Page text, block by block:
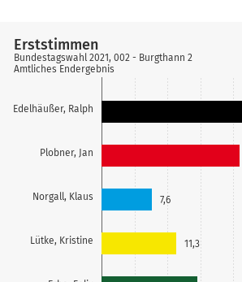
Edelhäußer, Ralph
Plobner, Jan
Norgall, Klaus
Lütke, Kristine
7,6
11,3
Erststimmen
Bundestagswahl 2021, 002 - Burgthann 2
Amtliches Endergebnis